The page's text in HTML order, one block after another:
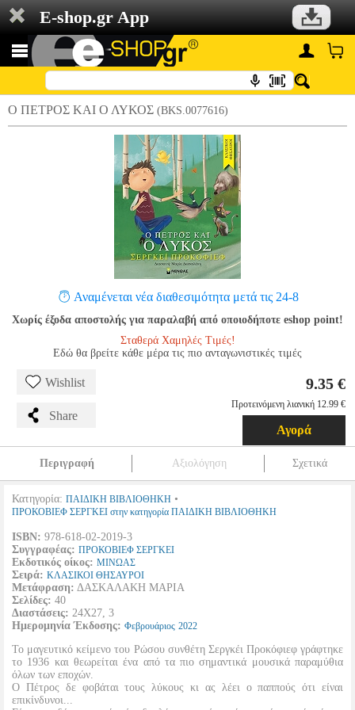
E-shop.gr App
Ο ΠΕΤΡΟΣ ΚΑΙ Ο ΛΥΚΟΣ (BKS.0077616)
Αναμένεται νέα διαθεσιμότητα μετά τις 24-8
Χωρίς έξοδα αποστολής για παραλαβή από οποιοδήποτε eshop point!
Σταθερά Χαμηλές Τιμές!
Εδώ θα βρείτε κάθε μέρα τις πιο ανταγωνιστικές τιμές
Wishlist
Share
9.35 €
Προτεινόμενη λιανική 12.99 €
Αγορά
Περιγραφή Αξιολόγηση Σχετικά
Κατηγορία: ΠΑΙΔΙΚΗ ΒΙΒΛΙΟΘΗΚΗ •
ΠΡΟΚΟΒΙΕΦ ΣΕΡΓΚΕΙ στην κατηγορία ΠΑΙΔΙΚΗ ΒΙΒΛΙΟΘΗΚΗ
ISBN: 978-618-02-2019-3
Συγγραφέας: ΠΡΟΚΟΒΙΕΦ ΣΕΡΓΚΕΙ
Εκδοτικός οίκος: ΜΙΝΩΑΣ
Σειρά: ΚΛΑΣΙΚΟΙ ΘΗΣΑΥΡΟΙ
Μετάφραση: ΔΑΣΚΑΛΑΚΗ ΜΑΡΙΑ
Σελίδες: 40
Διαστάσεις: 24Χ27, 3
Ημερομηνία Έκδοσης: Φεβρουάριος 2022
Το μαγευτικό κείμενο του Ρώσου συνθέτη Σεργκέι Προκόφιεφ γράφτηκε
το 1936 και θεωρείται ένα από τα πιο σημαντικά μουσικά παραμύθια
όλων των εποχών.
Ο Πέτρος δε φοβάται τους λύκους κι ας λέει ο παππούς ότι είναι
επικίνδυνοι...